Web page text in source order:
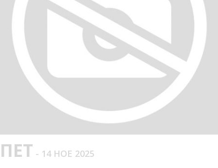
ПЕТ - 14 НОЕ 2025